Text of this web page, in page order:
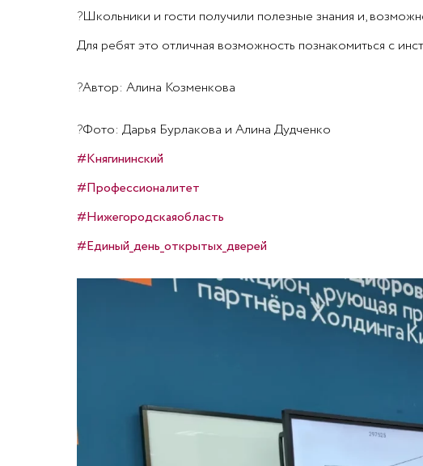
?Школьники и гости получили полезные знания и,
Для ребят это отличная возможность познакомиться с
?Автор: Алина Козменкова
?Фото: Дарья Бурлакова и Алина Дудченко
#Княгининский
#Профессионалитет
#Нижегородскаяобласть
#Единый_день_открытых_дверей